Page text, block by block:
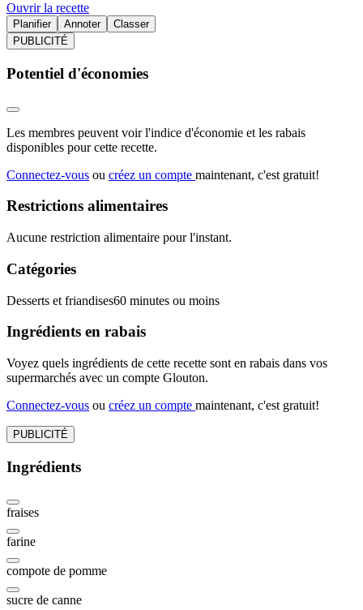
Ouvrir la recette
Planifier Annoter
Classer
PUBLICITÉ
Potentiel d'économies
Les membres peuvent voir l'indice d'économie et les rabais
disponibles pour cette recette.
Connectez-vous ou créez un compte maintenant, c'est gratuit!
Restrictions alimentaires
Aucune restriction alimentaire pour l'instant.
Catégories
Desserts et friandises60 minutes ou moins
Ingrédients en rabais
Voyez quels ingrédients de cette recette sont en rabais dans vos
supermarchés avec un compte Glouton.
Connectez-vous ou créez un compte maintenant, c'est gratuit!
PUBLICITÉ
Ingrédients
fraises
farine
compote de pomme
sucre de canne